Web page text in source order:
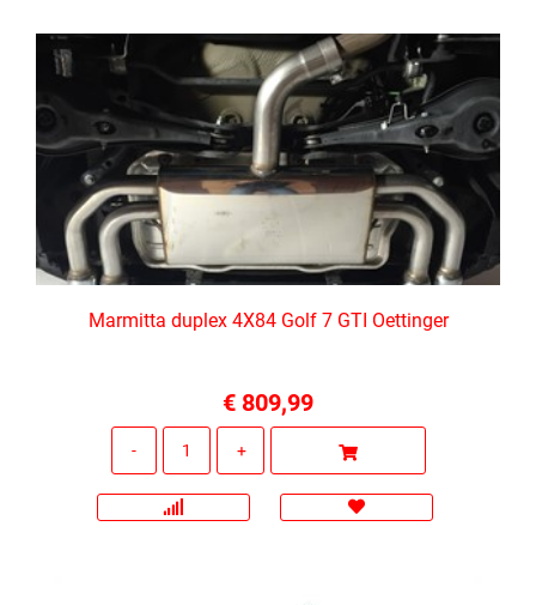
Marmitta duplex 4X84 Golf 7 GTI Oettinger
€ 809,99